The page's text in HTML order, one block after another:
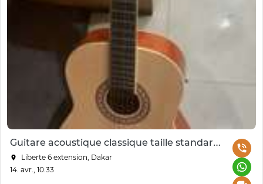
Guitare acoustique classique taille standard sunburst
Liberte 6 extension, Dakar
14. avr., 10:33